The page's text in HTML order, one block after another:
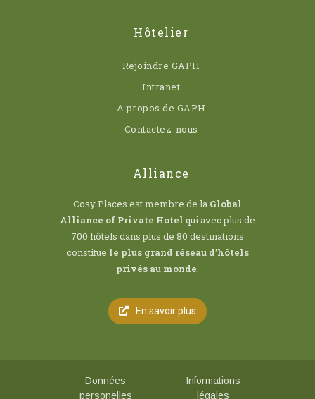
Hôtelier
Rejoindre GAPH
Intranet
A propos de GAPH
Contactez-nous
Alliance
Cosy Places est membre de la Global
Alliance of Private Hotel qui avec plus de
700 hôtels dans plus de 80 destinations
constitue le plus grand réseau d’hôtels
privés au monde
En savoir plus
Données
personelles
Informations
légales